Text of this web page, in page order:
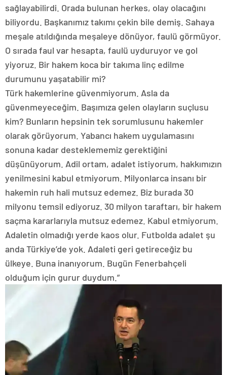
sağlayabilirdi. Orada bulunan herkes, olay olacağını
biliyordu. Başkanımız takımı çekin bile demiş. Sahaya
meşale atıldığında meşaleye dönüyor, faulü görmüyor.
O sırada faul var hesapta, faulü uyduruyor ve gol
yiyoruz. Bir hakem koca bir takıma linç edilme
durumunu yaşatabilir mi?
Türk hakemlerine güvenmiyorum. Asla da
güvenmeyeceğim. Başımıza gelen olayların suçlusu
kim? Bunların hepsinin tek sorumlusunu hakemler
olarak görüyorum. Yabancı hakem uygulamasını
sonuna kadar desteklememiz gerektiğini
düşünüyorum. Adil ortam, adalet istiyorum, hakkımızın
yenilmesini kabul etmiyorum. Milyonlarca insanı bir
hakemin ruh hali mutsuz edemez. Biz burada 30
milyonu temsil ediyoruz. 30 milyon taraftarı, bir hakem
saçma kararlarıyla mutsuz edemez. Kabul etmiyorum.
Adaletin olmadığı yerde kaos olur. Futbolda adalet şu
anda Türkiye’de yok. Adaleti geri getireceğiz bu
ülkeye. Buna inanıyorum. Bugün Fenerbahçeli
olduğum için gurur duydum.”